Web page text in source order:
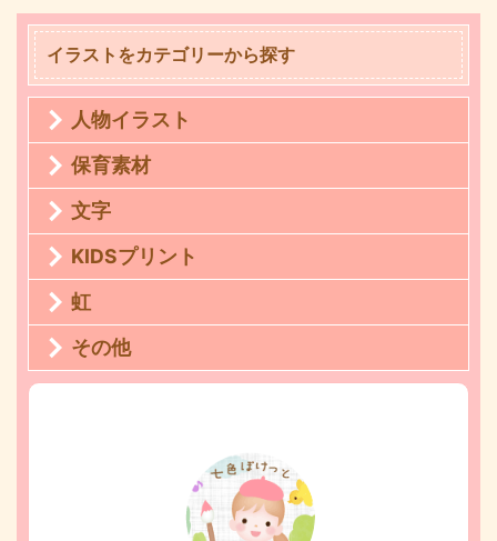
イラストをカテゴリーから探す
人物イラスト
保育素材
文字
KIDSプリント
虹
その他